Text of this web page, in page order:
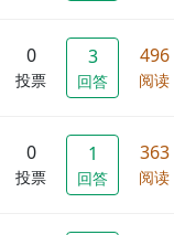
0
投票
3
回答
496
阅读
0
投票
1
回答
363
阅读